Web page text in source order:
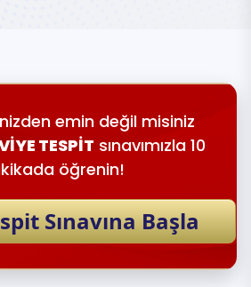
emin değil misiniz
TESPİT sınavımızla 10
öğrenin!
Sınavına Başla